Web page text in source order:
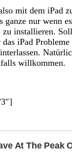
mit dem iPad
ganze nur wenn
installieren.
iPad
willkommen.